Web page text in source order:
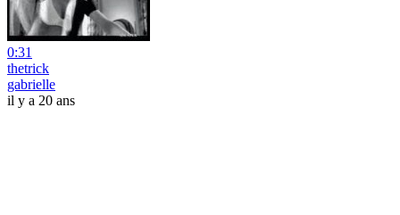
0:31
thetrick
gabrielle
il y a 20 ans